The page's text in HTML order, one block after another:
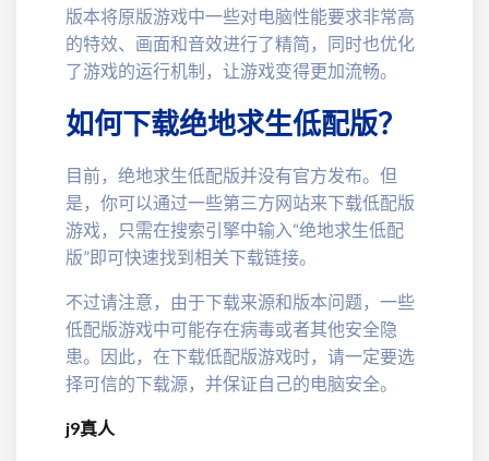
版本将原版游戏中一些对电脑性能要求非常高
的特效、画面和音效进行了精简，同时也优化
了游戏的运行机制，让游戏变得更加流畅。
如何下载绝地求生低配版？
目前，绝地求生低配版并没有官方发布。但
是，你可以通过一些第三方网站来下载低配版
游戏，只需在搜索引擎中输入“绝地求生低配
版”即可快速找到相关下载链接。
不过请注意，由于下载来源和版本问题，一些
低配版游戏中可能存在病毒或者其他安全隐
患。因此，在下载低配版游戏时，请一定要选
择可信的下载源，并保证自己的电脑安全。
j9真人